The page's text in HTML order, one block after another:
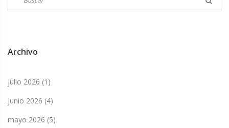
Archivo
julio 2026 (1)
junio 2026 (4)
mayo 2026 (5)